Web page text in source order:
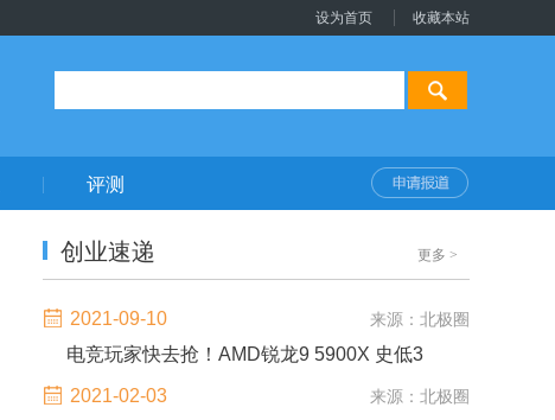
设为首页 收藏本站
评测
创业速递 更多 >
2021-09-10 来源：北极圈
电竞玩家快去抢！AMD锐龙9 5900X 史低3
2021-02-03 来源：北极圈